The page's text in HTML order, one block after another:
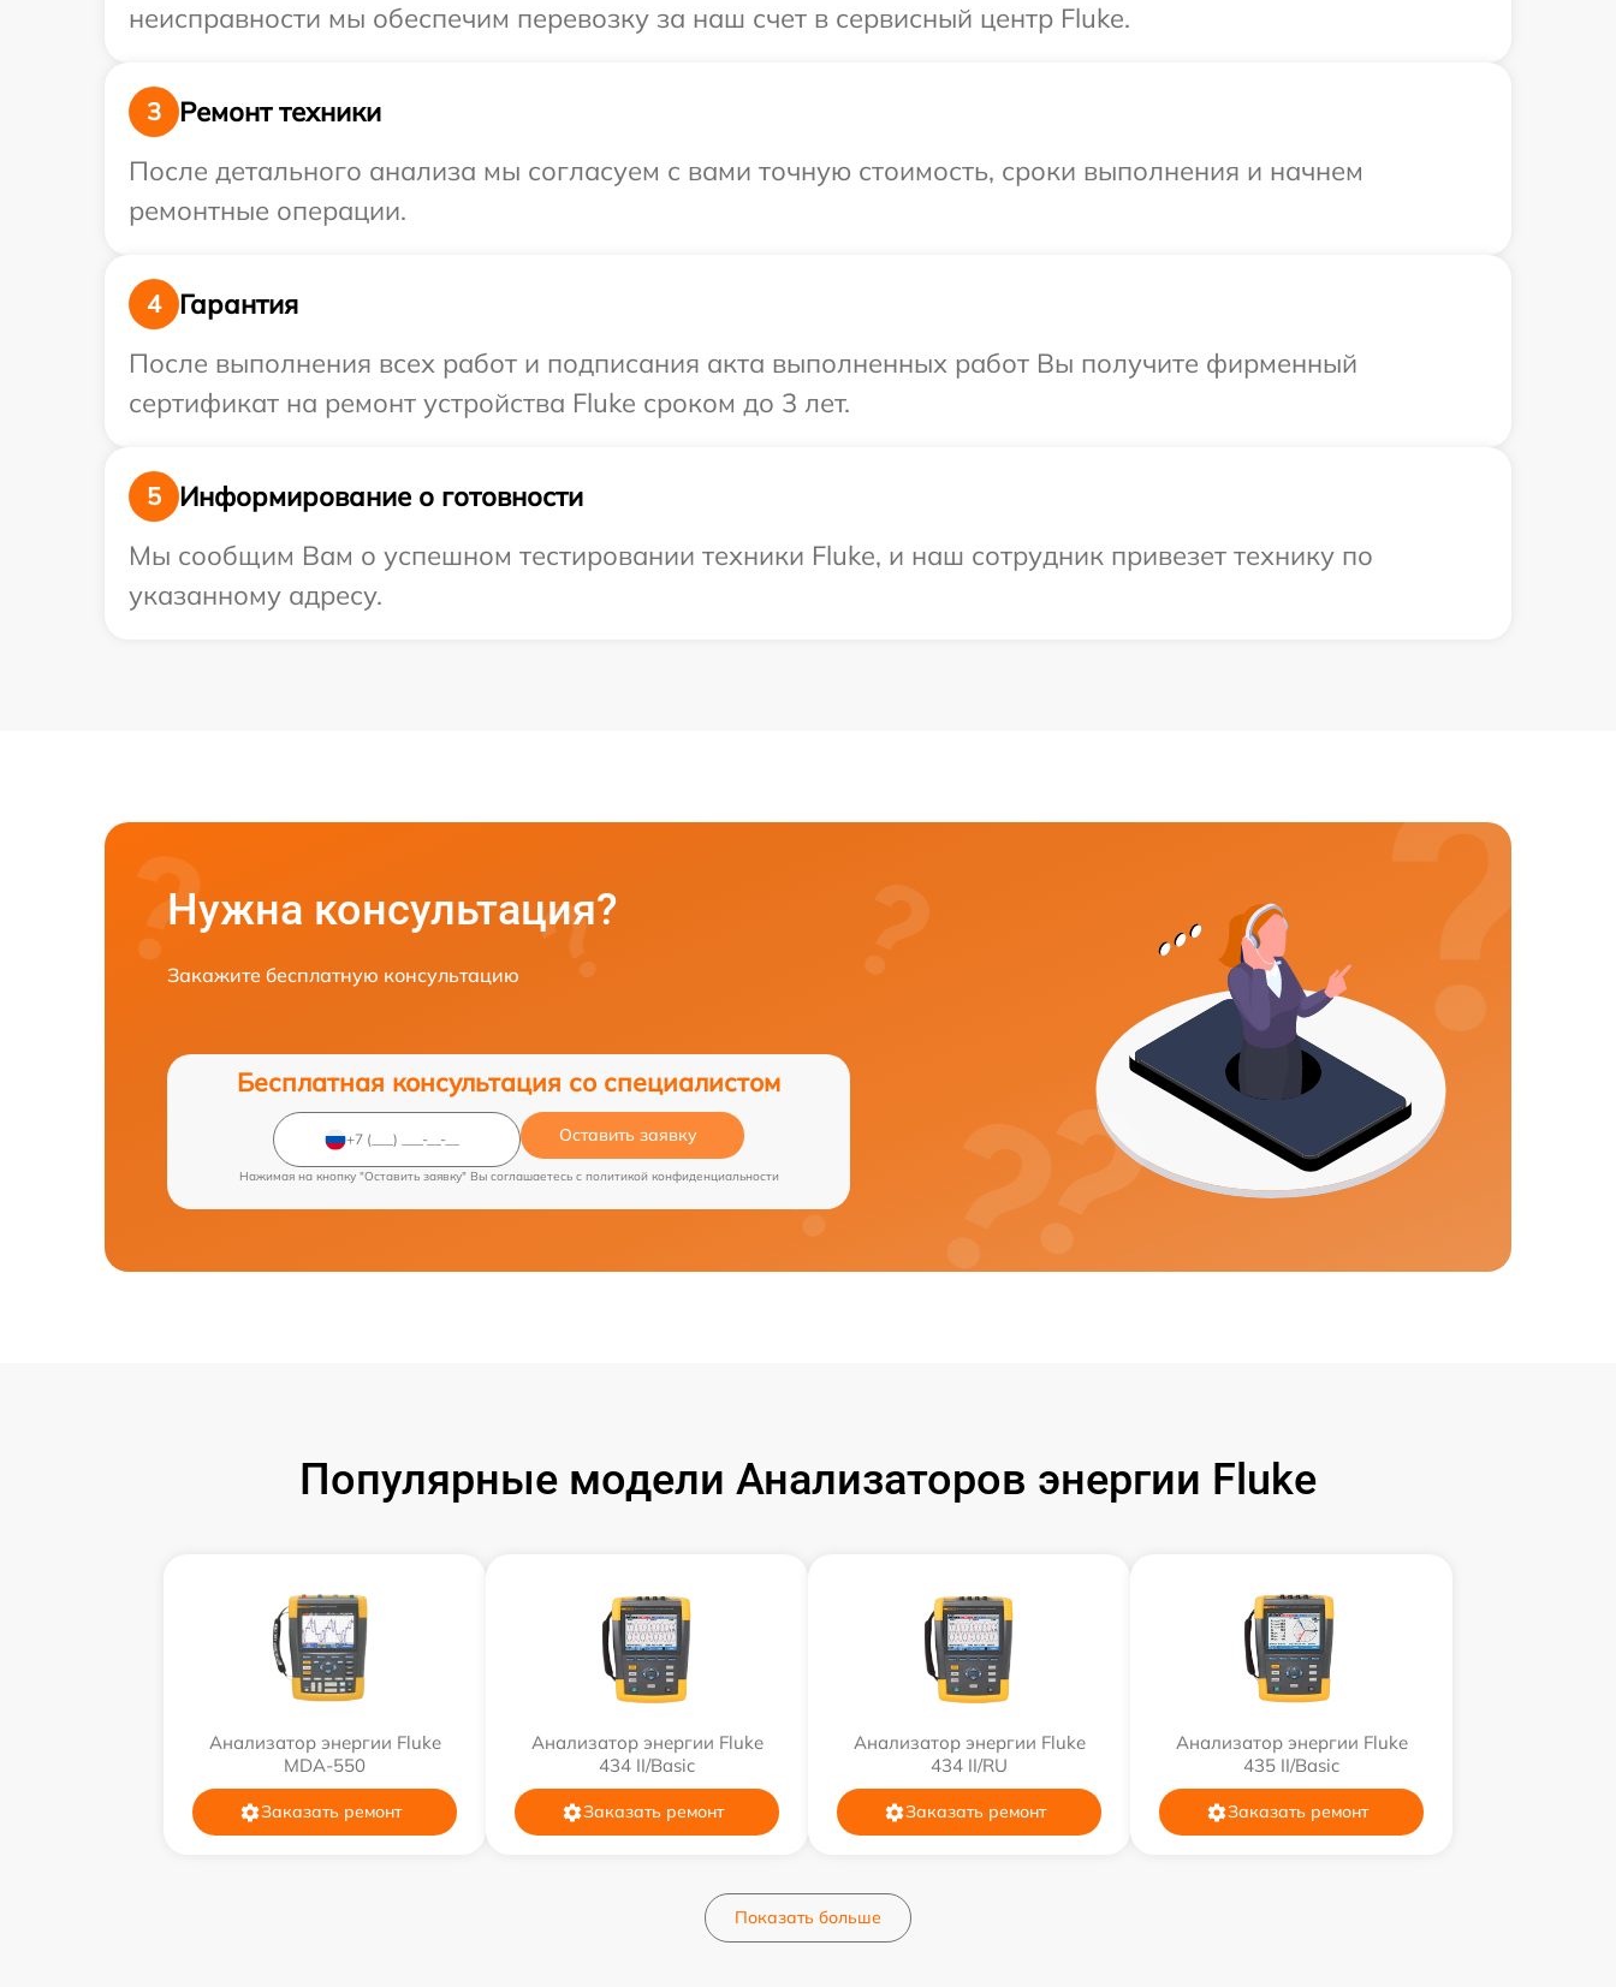
неисправности мы обеспечим перевозку за наш счет в сервисный центр Fluke.
3
Ремонт техники
После детального анализа мы согласуем с вами точную стоимость, сроки выполнения и начнем
ремонтные операции.
4
Гарантия
После выполнения всех работ и подписания акта выполненных работ Вы получите фирменный
сертификат на ремонт устройства Fluke сроком до 3 лет.
5
Информирование о готовности
Мы сообщим Вам о успешном тестировании техники Fluke, и наш сотрудник привезет технику по
указанному адресу.
Нужна консультация?
Закажите бесплатную консультацию
Бесплатная консультация со специалистом
Оставить заявку
Нажимая на кнопку "Оставить заявку" Вы соглашаетесь c политикой конфиденциальности
Популярные модели Анализаторов энергии Fluke
Анализатор энергии Fluke
MDA-550
Заказать ремонт
Анализатор энергии Fluke
434 II/Basic
Заказать ремонт
Анализатор энергии Fluke
434 II/RU
Заказать ремонт
Анализатор энергии Fluke
435 II/Basic
Заказать ремонт
Показать больше